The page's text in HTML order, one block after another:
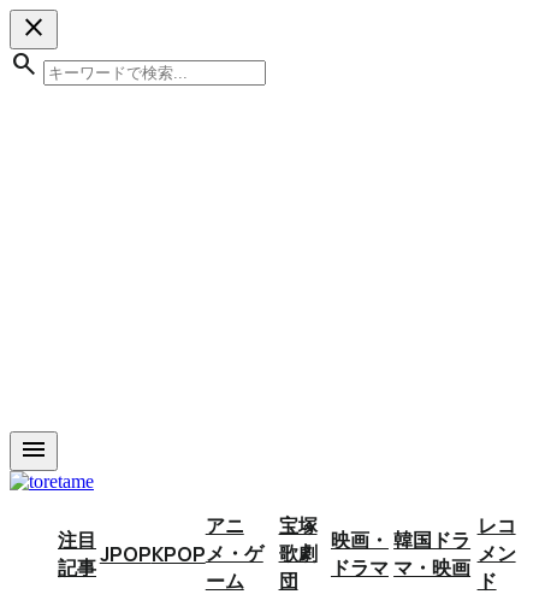
close
search
menu
注目
記事JPOPKPOP
アニ
メ・ゲ
ーム
宝塚
歌劇
団
映画・
ドラマ
韓国ドラ
マ・映画
レコ
メン
ド